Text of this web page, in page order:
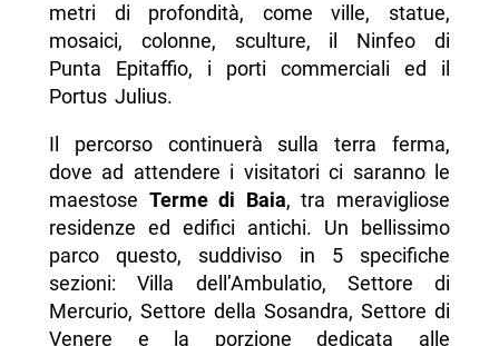
metri di profondità, come ville, statue,
mosaici, colonne, sculture, il Ninfeo di
Punta Epitaffio, i porti commerciali ed il
Portus Julius.
Il percorso continuerà sulla terra ferma,
dove ad attendere i visitatori ci saranno le
maestose Terme di Baia, tra meravigliose
residenze ed edifici antichi. Un bellissimo
parco questo, suddiviso in 5 specifiche
sezioni: Villa dell’Ambulatio, Settore di
Mercurio, Settore della Sosandra, Settore di
Venere e la porzione dedicata alle